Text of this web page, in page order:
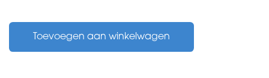
Nathalie
den
Toevoegen aan winkelwagen